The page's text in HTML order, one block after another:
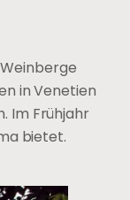
in Venetien
Im Frühjahr
bietet.